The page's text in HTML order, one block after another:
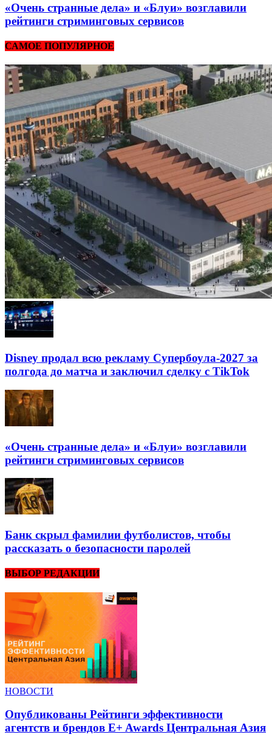
«Очень странные дела» и «Блуи» возглавили
рейтинги стриминговых сервисов
САМОЕ ПОПУЛЯРНОЕ
Disney продал всю рекламу Супербоула-2027 за
полгода до матча и заключил сделку с TikTok
«Очень странные дела» и «Блуи» возглавили
рейтинги стриминговых сервисов
Банк скрыл фамилии футболистов, чтобы
рассказать о безопасности паролей
ВЫБОР РЕДАКЦИИ
НОВОСТИ
Опубликованы Рейтинги эффективности
агентств и брендов E+ Awards Центральная Азия